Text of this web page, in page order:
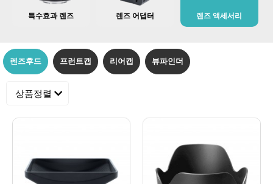
특수효과 렌즈 렌즈 어댑터 렌즈 액세서리
렌즈후드 프런트캡 리어캡 뷰파인더
상품정렬